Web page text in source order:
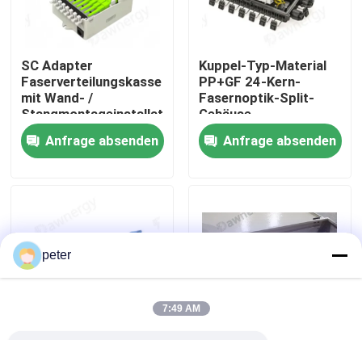
Über uns
Fabrik-Ausflug
Qualitätskontrolle
Nachrichten
Fälle
SC Adapter
Faserverteilungskasse
mit Wand- /
Stangmontageinstallation
und Faser Splice-Box-
Anschlussart
Anfrage absenden
Kuppel-Typ-Material
PP+GF 24-Kern-
Fasernoptik-Split-
Gehäuse
Anfrage absenden
peter
7:49 AM